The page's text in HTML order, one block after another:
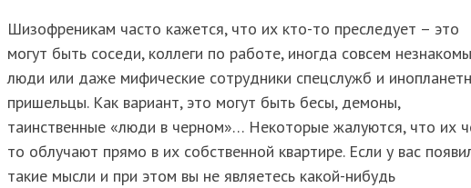
Шизофреникам часто кажется, что их кто-то преследует – это
могут быть соседи, коллеги по работе, иногда совсем
люди или даже мифические сотрудники спецслужб и
пришельцы. Как вариант, это могут быть бесы, демоны,
таинственные «люди в черном»… Некоторые жалуются, что их
то облучают прямо в их собственной квартире. Если у вас
такие мысли и при этом вы не являетесь какой-нибудь